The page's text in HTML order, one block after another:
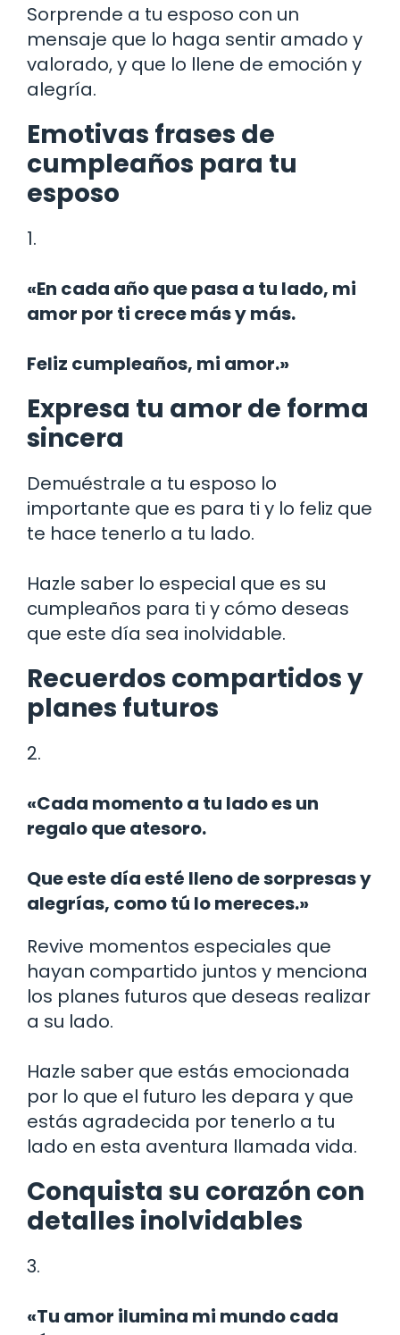
Sorprende a tu esposo con un
mensaje que lo haga sentir amado y
valorado, y que lo llene de emoción y
alegría.
Emotivas frases de
cumpleaños para tu
esposo
1.
«En cada año que pasa a tu lado, mi
amor por ti crece más y más.
Feliz cumpleaños, mi amor.»
Expresa tu amor de forma
sincera
Demuéstrale a tu esposo lo
importante que es para ti y lo feliz que
te hace tenerlo a tu lado.
Hazle saber lo especial que es su
cumpleaños para ti y cómo deseas
que este día sea inolvidable.
Recuerdos compartidos y
planes futuros
2.
«Cada momento a tu lado es un
regalo que atesoro.
Que este día esté lleno de sorpresas y
alegrías, como tú lo mereces.»
Revive momentos especiales que
hayan compartido juntos y menciona
los planes futuros que deseas realizar
a su lado.
Hazle saber que estás emocionada
por lo que el futuro les depara y que
estás agradecida por tenerlo a tu
lado en esta aventura llamada vida.
Conquista su corazón con
detalles inolvidables
3.
«Tu amor ilumina mi mundo cada